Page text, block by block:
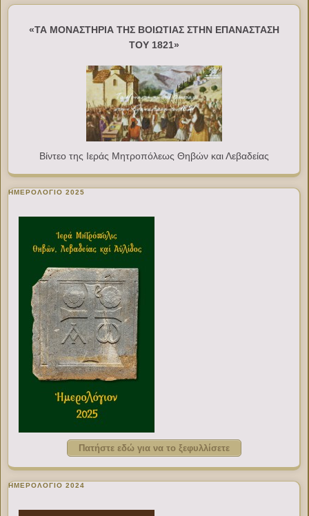
«ΤΑ ΜΟΝΑΣΤΗΡΙΑ ΤΗΣ ΒΟΙΩΤΙΑΣ ΣΤΗΝ ΕΠΑΝΑΣΤΑΣΗ
ΤΟΥ 1821»
Βίντεο της Ιεράς Μητροπόλεως Θηβών και Λεβαδείας
ΗΜΕΡΟΛΟΓΙΟ 2025
Πατήστε εδώ για να το ξεφυλλίσετε
ΗΜΕΡΟΛΟΓΙΟ 2024